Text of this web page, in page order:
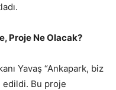
Proje Ne Olacak?
Yavaş “Ankapark, biz
edildi. Bu proje